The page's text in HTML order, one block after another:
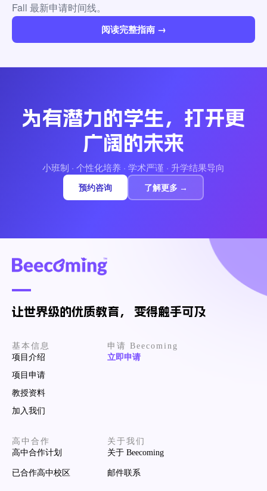
Fall 最新申请时间线。
阅读完整指南 →
为有潜力的学生，打开更
广阔的未来
小班制 · 个性化培养 · 学术严谨 · 升学结果导向
预约咨询 了解更多 →
让世界级的优质教育， 变得触手可及
基本信息
项目介绍
项目申请
教授资料
加入我们
申请 Beecoming
立即申请
高中合作
高中合作计划
已合作高中校区
关于我们
关于 Beecoming
邮件联系